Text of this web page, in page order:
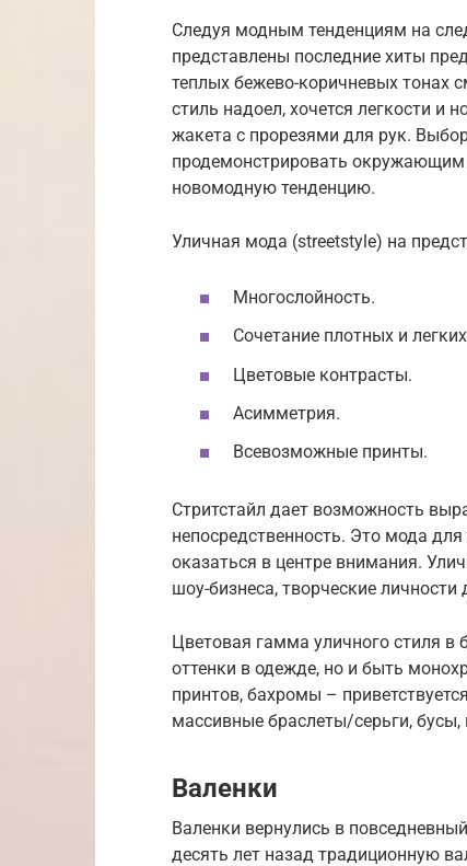
Следуя модным тенденциям на
представлены последние хиты
теплых бежево-коричневых тонах
стиль надоел, хочется легкости и
жакета с прорезями для рук.
продемонстрировать
новомодную тенденцию.
Уличная мода (streetstyle) на
Многослойность.
Сочетание плотных и
Цветовые контрасты.
Асимметрия.
Всевозможные принты.
Стритстайл дает возможность
непосредственность. Это мода для
оказаться в центре внимания.
шоу-бизнеса, творческие
Цветовая гамма уличного стиля в
оттенки в одежде, но и быть
принтов, бахромы –
массивные браслеты/серьги,
Валенки
Валенки вернулись в
десять лет назад традиционную